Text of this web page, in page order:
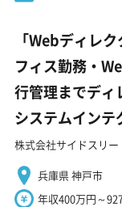
「Webディレ
フィス勤務・
行管理までデ
システムインテ
株式会社サイドスリー
兵庫県 神戸市
年収400万円～